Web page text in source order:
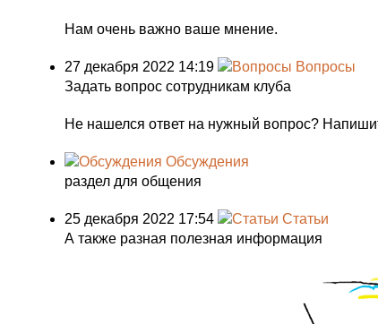
Нам очень важно ваше мнение.
27 декабря 2022 14:19
Вопросы
Задать вопрос сотрудникам клуба
Не нашелся ответ на нужный вопрос?
Обсуждения
раздел для общения
25 декабря 2022 17:54
Статьи
А также разная полезная информация